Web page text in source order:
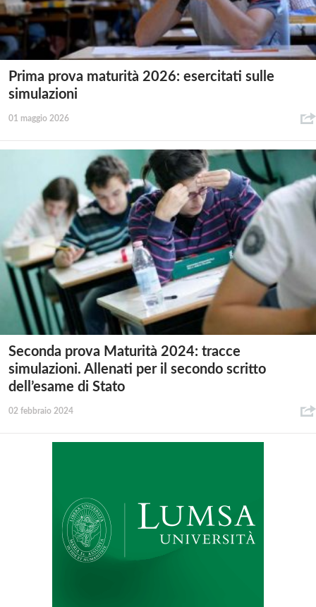
Prima prova maturità 2026: esercitati sulle
simulazioni
01 maggio 2026
Seconda prova Maturità 2024: tracce
simulazioni. Allenati per il secondo scritto
dell’esame di Stato
02 febbraio 2024